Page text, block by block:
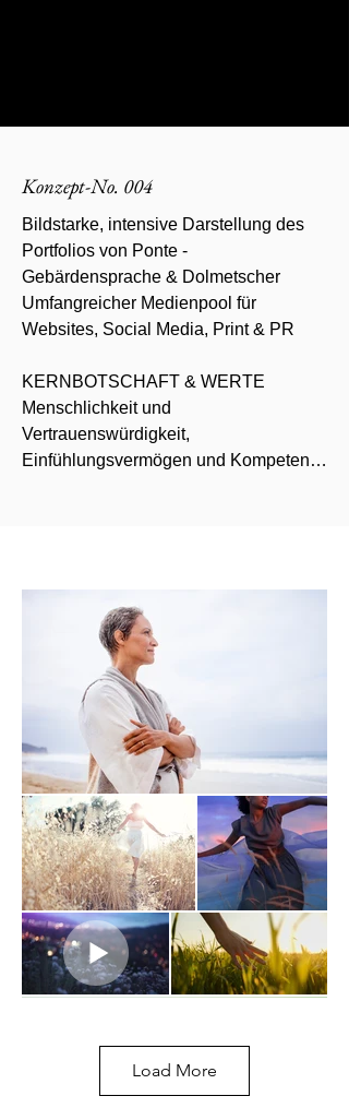
Konzept-No. 004
Bildstarke, intensive Darstellung des
Portfolios von Ponte -
Gebärdensprache & Dolmetscher
Umfangreicher Medienpool für
Websites, Social Media, Print & PR
KERNBOTSCHAFT & WERTE
Menschlichkeit und
Vertrauenswürdigkeit,
Einfühlungsvermögen und Kompetenz,
Klarheit, - Zusammenhalt, - Stärke, -
Freude, - Zuverlässigkeit, - Energie, -
SYMPATHIE
ZIELGRUPPE
Unternehmen, Veranstalter
BRANDING FARBEN & STIL
Kupfer und Petrol bilden den farblichen
Rahmen um die Marke. Die Fotografien
und Filme sollten in hellen, warmen
Tönen gehalten werden. Erdige und
Kupfertöne in unterschiedlichen
Nuancen ergänzen und kontrastieren
die Logofarben.
Ein Hauch cyan, türkis oder helles grün
Load More